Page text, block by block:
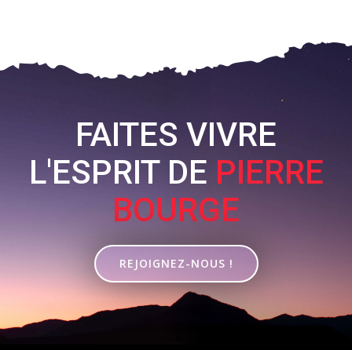
FAITES VIVRE
L'ESPRIT DE PIERRE
BOURGE
REJOIGNEZ-NOUS !